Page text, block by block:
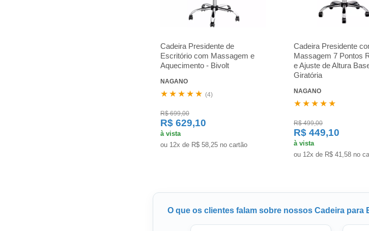
Cadeira Presidente de
Escritório com Massagem e
Aquecimento - Bivolt
NAGANO
★★★★★ (4)
R$ 699,00
R$ 629,10
à vista
ou 12x de R$ 58,25 no cartão
Cadeira Presidente
Massagem 7 Pontos
e Ajuste de Altura
Giratória
NAGANO
★★★★★
R$ 499,00
R$ 449,10
à vista
ou 12x de R$ 41,58 no
O que os clientes falam sobre nossos Cadeira